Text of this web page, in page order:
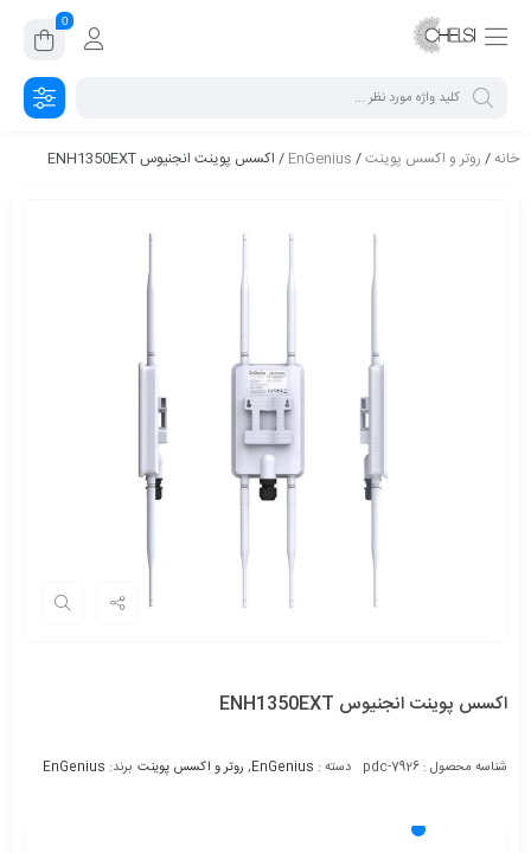
0
خانه/ روتر و اکسس پوینت/
EnGenius / اکسس پوینت انجنیوس ENH1350EXT
اکسس پوینت انجنیوس ENH1350EXT
شناسه محصول : pdc-7926 دسته : EnGenius
, روتر و اکسس پوینت برند: EnGenius